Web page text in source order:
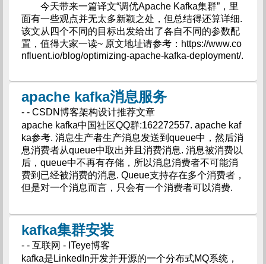
今天带来一篇译文“调优Apache Kafka集群”，里
面有一些观点并无太多新颖之处，但总结得还算详细.
该文从四个不同的目标出发给出了各自不同的参数配
置，值得大家一读~ 原文地址请参考：https://www.co
nfluent.io/blog/optimizing-apache-kafka-deployment/.
apache kafka消息服务
- - CSDN博客架构设计推荐文章
apache kafka中国社区QQ群:162272557. apache kaf
ka参考. 消息生产者生产消息发送到queue中，然后消
息消费者从queue中取出并且消费消息. 消息被消费以
后，queue中不再有存储，所以消息消费者不可能消
费到已经被消费的消息. Queue支持存在多个消费者，
但是对一个消息而言，只会有一个消费者可以消费.
kafka集群安装
- - 互联网 - ITeye博客
kafka是LinkedIn开发并开源的一个分布式MQ系统，